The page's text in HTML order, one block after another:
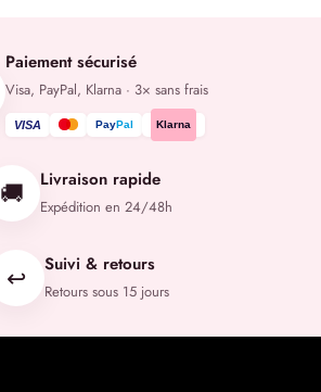
Paiement sécurisé
Visa, PayPal, Klarna · 3× sans frais
VISA PayPal Klarna
🚚 Livraison rapide
Expédition en 24/48h
↩️ Suivi & retours
Retours sous 15 jours